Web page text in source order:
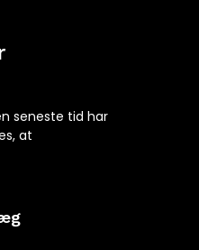
seneste tid har
at